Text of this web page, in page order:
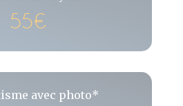
55€
avec photo*